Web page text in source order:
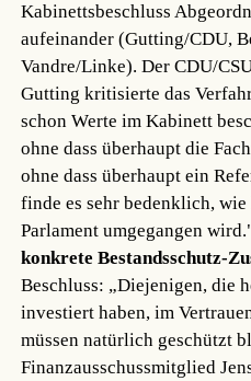
Kabinettsbeschluss
aufeinander (Gutting/CDU,
Vandre/Linke). Der CDU/
Gutting kritisierte das
schon Werte im Kabinett
ohne dass überhaupt die
ohne dass überhaupt ein
finde es sehr bedenklich,
Parlament umgegangen
konkrete Bestandsschutz-
Beschluss: „Diejenigen, die
investiert haben, im
müssen natürlich geschützt
Finanzausschussmitglied